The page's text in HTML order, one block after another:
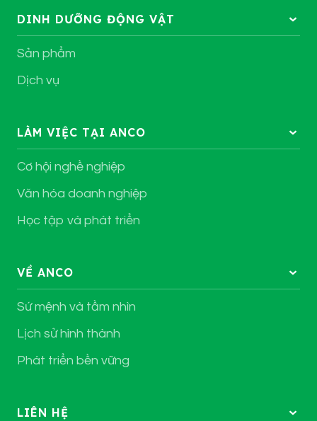
DINH DƯỠNG ĐỘNG VẬT
Sản phẩm
Dịch vụ
LÀM VIỆC TẠI ANCO
Cơ hội nghề nghiệp
Văn hóa doanh nghiệp
Học tập và phát triển
VỀ ANCO
Sứ mệnh và tầm nhìn
Lịch sử hình thành
Phát triển bền vững
LIÊN HỆ